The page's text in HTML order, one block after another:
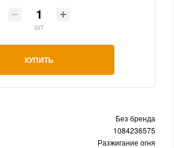
шт
КУПИТЬ
Без бренда
1084236575
Разжигание огня